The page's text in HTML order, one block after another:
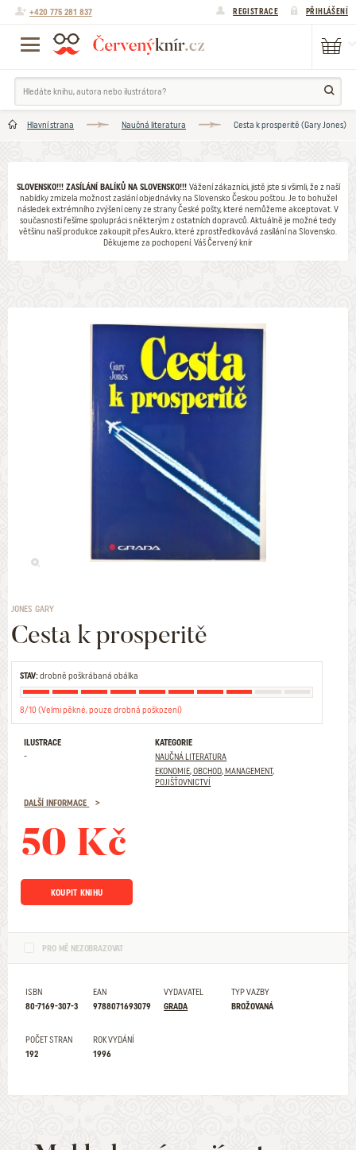
+420 775 281 837 REGISTRACE PŘIHLÁŠENÍ
Hlavní strana Naučná literatura Cesta k prosperitě (Gary Jones)
SLOVENSKO!!! ZASÍLÁNÍ BALÍKŮ NA SLOVENSKO!!! Vážení zákazníci, jistě jste si všimli, že z naší
nabídky zmizela možnost zaslání objednávky na Slovensko Českou poštou. Je to bohužel
následek extrémního zvýšení ceny ze strany České pošty, které nemůžeme akceptovat. V
současnosti řešíme spolupráci s některým z ostatních dopravců. Aktuálně je možné tedy
většinu naší produkce zakoupit přes Aukro, které zprostředkovává zasílání na Slovensko.
Děkujeme za pochopení. Váš Červený knír
JONES GARY
Cesta k prosperitě
STAV:drobně poškrábaná obálka
8/10 (Velmi pěkné, pouze drobná poškození)
ILUSTRACE
-
KATEGORIE
NAUČNÁ LITERATURA
EKONOMIE, OBCHOD, MANAGEMENT,
POJIŠŤOVNICTVÍ
DALŠÍ INFORMACE
50 Kč
KOUPIT KNIHU
PRO MĚ NEZOBRAZOVAT
ISBN
80-7169-307-3
EAN
9788071693079
VYDAVATEL
GRADA
TYP VAZBY
BROŽOVANÁ
POČET STRAN
192
ROK VYDÁNÍ
1996